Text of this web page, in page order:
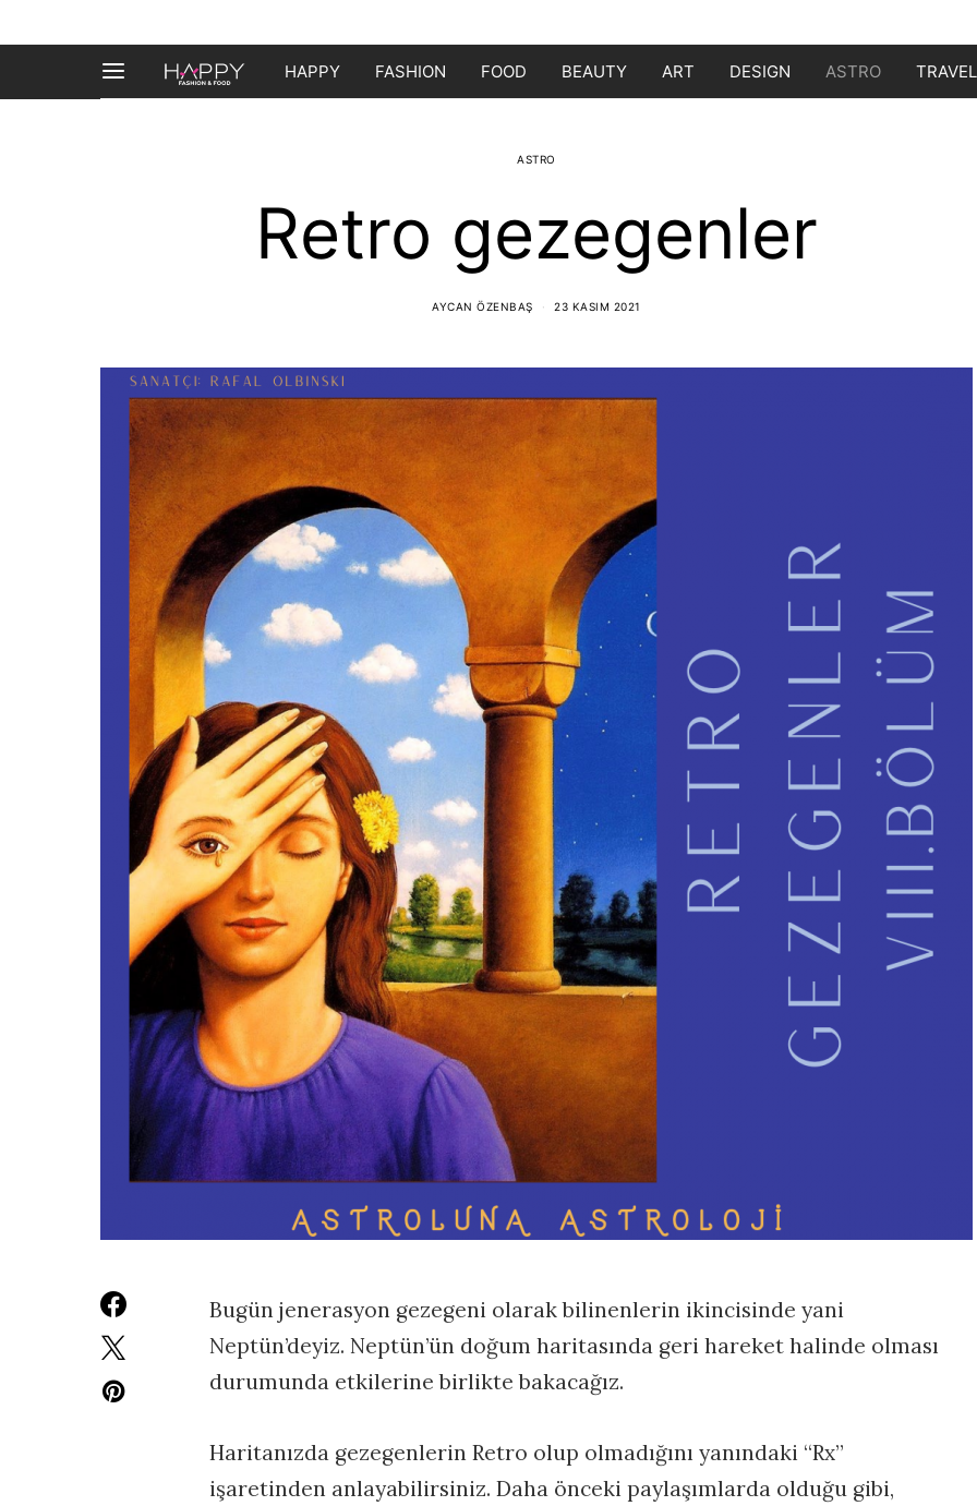
HAPPY FASHION FOOD BEAUTY ART DESIGN ASTRO TRAVEL
ASTRO
Retro gezegenler
AYCAN ÖZENBAŞ 23 KASIM 2021
Bugün jenerasyon gezegeni olarak bilinenlerin ikincisinde yani
Neptün’deyiz. Neptün’ün doğum haritasında geri hareket halinde olması
durumunda etkilerine birlikte bakacağız.
Haritanızda gezegenlerin Retro olup olmadığını yanındaki “Rx”
işaretinden anlayabilirsiniz. Daha önceki paylaşımlarda olduğu gibi,